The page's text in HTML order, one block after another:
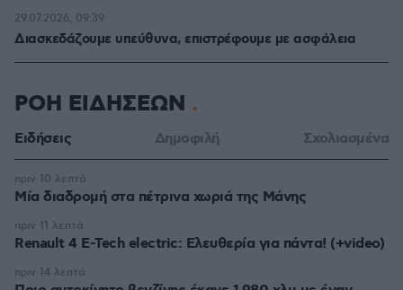
Διασκεδάζουμε υπεύθυνα, επιστρέφουμε με ασφάλεια
29.07.2026, 09:39
ΡΟΗ ΕΙΔΗΣΕΩΝ
Ειδήσεις Δημοφιλή Σχολιασμένα
Μία διαδρομή στα πέτρινα χωριά της Μάνης
πριν 10 λεπτά
Renault 4 E-Tech electric: Ελευθερία για πάντα! (+video)
πριν 11 λεπτά
πριν 14 λεπτά